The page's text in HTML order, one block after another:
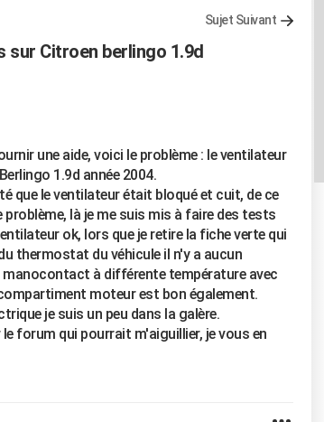
Sujet Suivant
sur Citroen berlingo 1.9d
une aide, voici le problème : le ventilateur
1.9d année 2004.
que le ventilateur était bloqué et cuit, de ce
là je me suis mis à faire des tests
ok, lors que je retire la fiche verte qui
thermostat du véhicule il n'y a aucun
à différente température avec
moteur est bon également.
je suis un peu dans la galère.
forum qui pourrait m'aiguillier, je vous en